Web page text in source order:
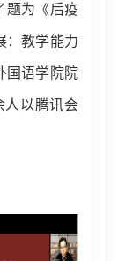
题为《后疫
：教学能力
国语学院院
人以腾讯会